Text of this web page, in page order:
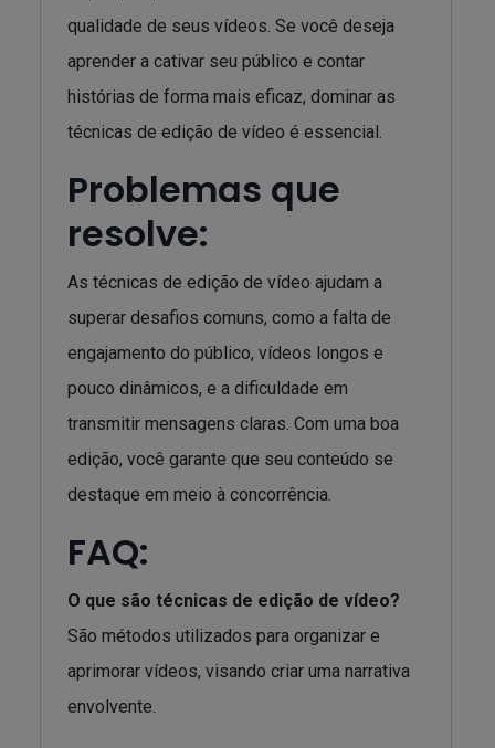
qualidade de seus vídeos. Se você deseja
aprender a cativar seu público e contar
histórias de forma mais eficaz, dominar as
técnicas de edição de vídeo é essencial.
Problemas que
resolve:
As técnicas de edição de vídeo ajudam a
superar desafios comuns, como a falta de
engajamento do público, vídeos longos e
pouco dinâmicos, e a dificuldade em
transmitir mensagens claras. Com uma boa
edição, você garante que seu conteúdo se
destaque em meio à concorrência.
FAQ:
O que são técnicas de edição de vídeo?
São métodos utilizados para organizar e
aprimorar vídeos, visando criar uma narrativa
envolvente.